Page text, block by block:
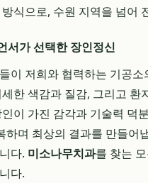
식으로, 수원 지역을 넘어
서가 선택한 장인정신
이 저희와 협력하는 기공
한 색감과 질감, 그리고
이 가진 감각과 기술력 덕
하며 최상의 결과를 만들어
다. 미소나무치과를 찾는
다.